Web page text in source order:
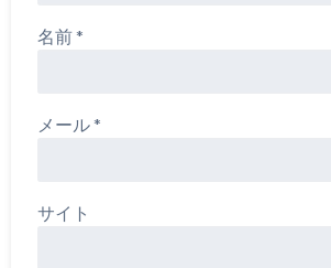
名前*
メール*
サイト